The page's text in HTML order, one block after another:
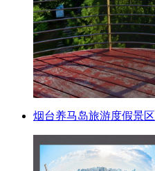
烟台养马岛旅游度假景区